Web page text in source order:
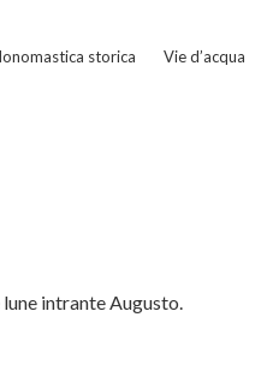
storica Vie d’acqua
intrante Augusto.